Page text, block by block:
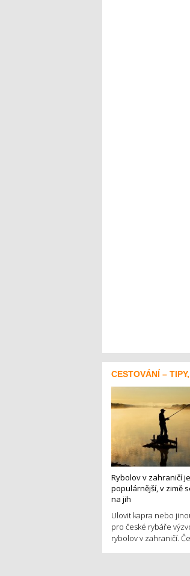
CESTOVÁNÍ –
Rybolov v zahraničí
populárnější, v zimě
na jih
Ulovit kapra nebo
pro české rybáře
rybolov v zahraničí.